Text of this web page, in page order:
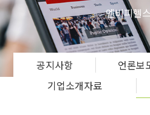
엔비피헬
공지사항 언론보
기업소개자료